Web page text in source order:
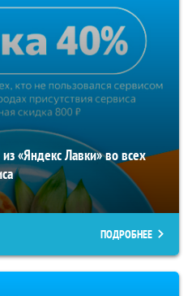
«Яндекс Лавки» во всех
ПОДРОБНЕЕ